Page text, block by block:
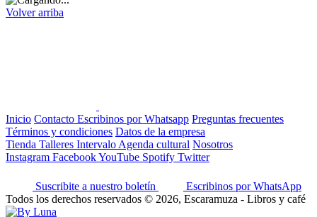
Volver arriba
Inicio Contacto Escribinos por Whatsapp Preguntas frecuentes
Términos y condiciones Datos de la empresa
Tienda Talleres Intervalo Agenda cultural Nosotros
Instagram FacebookYouTube Spotify Twitter
Suscribite a nuestro boletín
Escribinos por WhatsApp
Todos los derechos reservados © 2026, Escaramuza - Libros y café